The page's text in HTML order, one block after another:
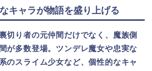
キャラが物語を盛り上げる
切り者の元仲間だけでなく、魔族側
が多数登場。ツンデレ魔女や忠実な
のスライム少女など、個性的なキャ